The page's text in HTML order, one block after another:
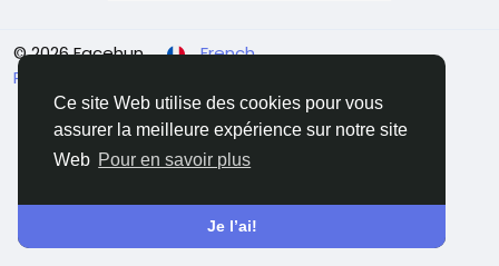
Ce site Web utilise des cookies pour vous
assurer la meilleure expérience sur notre site
Web Pour en savoir plus
Je l’ai!
© 2026 Facehun
French
Rólunk
Contactez nous Annuaire